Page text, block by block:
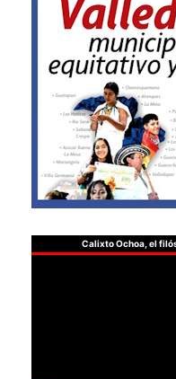
Calixto Ochoa, el